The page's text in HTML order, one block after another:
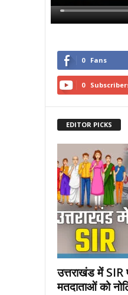
0 Fans
0
EDITOR PICKS
उत्तराखंड में
मतदाताओं को